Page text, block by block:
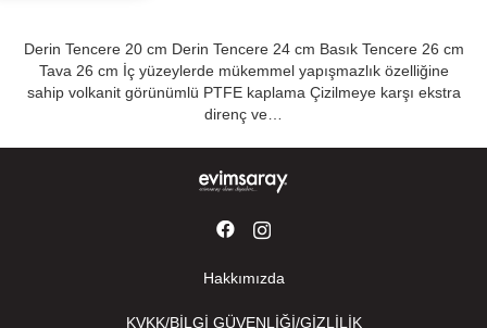
Derin Tencere 20 cm Derin Tencere 24 cm Basık Tencere 26 cm
Tava 26 cm İç yüzeylerde mükemmel yapışmazlık özelliğine
sahip volkanit görünümlü PTFE kaplama Çizilmeye karşı ekstra
direnç ve…
Hakkımızda
KVKK/BİLGİ GÜVENLİĞİ/GİZLİLİK